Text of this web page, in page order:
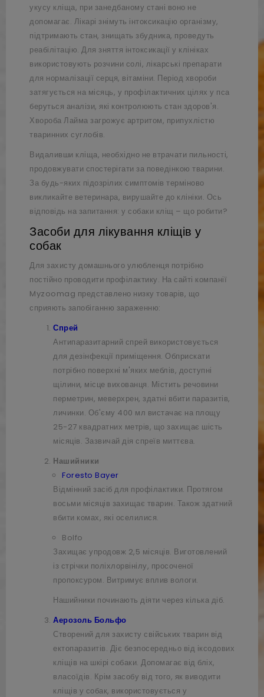
укусу кліща, при занедбаному стані воно не
допомагає. Лікарі знімуть інтоксикацію організму,
підтримають стан, знищать збудника, проведуть
реабілітацію. Для зняття інтоксикації у клініках
використовують розчини солі, лікарські препарати
для нормалізації серця, вітаміни. Період хвороби
затягується на місяць, у профілактичних цілях у пса
беруться аналізи, які контролюють стан здоров'я.
Хвороба Лайма загрожує артритом, припухлістю
тваринних суглобів.
Видаливши кліща, необхідно не втрачати пильності,
продовжувати спостерігати за поведінкою тварини.
За будь-яких підозрілих симптомів терміново
викликайте ветеринара, вирушайте до клініки. Ось
відповідь на запитання: у собаки кліщ – що робити?
Засоби для лікування кліщів у
собак
Для захисту домашнього улюбленця потрібно
постійно проводити профілактику. На сайті компанії
Myzoomag представлено низку товарів, що
сприяють запобіганню зараженню:
Спрей
Антипаразитарний спрей використовується
для дезінфекції приміщення. Обприскати
потрібно поверхні м'яких меблів, доступні
щілини, місце вихованця. Містить речовини
перметрин, меверхрен, здатні вбити паразитів,
личинки. Об'єму 400 мл вистачає на площу
25-27 квадратних метрів, що захищає шість
місяців. Зазвичай дія спреїв миттєва.
Нашийники
Foresto Bayer
Відмінний засіб для профілактики. Протягом
восьми місяців захищає тварин. Також здатний
вбити комах, які оселилися.
Bolfo
Захищає упродовж 2,5 місяців. Виготовлений
із стрічки поліхлорвінілу, просоченої
пропоксуром. Витримує вплив вологи.
Нашийники починають діяти через кілька діб.
Аерозоль Больфо
Створений для захисту свійських тварин від
ектопаразитів. Діє безпосередньо від іксодових
кліщів на шкірі собаки. Допомагає від бліх,
власоїдів. Крім засобу від того, як виводити
кліщів у собак, використовується у